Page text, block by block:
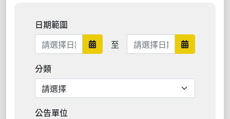
日期範圍
日期範圍開始
至 日期範圍結束 日期範圍
分類
公告單位